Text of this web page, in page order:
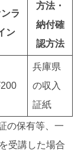
方法・
納付確
認方法
ラ
ン
兵庫県
の収入
証紙
の保有等、一
受講した場合